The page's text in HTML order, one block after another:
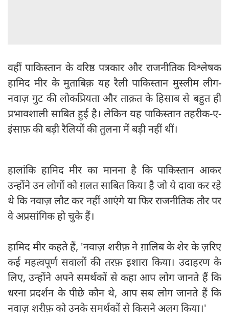
वहीं पाकिस्तान के वरिष्ठ पत्रकार और राजनीतिक विश्लेषक
हामिद मीर के मुताबिक़ यह रैली पाकिस्तान मुस्लीम लीग-
नवाज़ गुट की लोकप्रियता और ताक़त के हिसाब से बहुत ही
प्रभावशाली साबित हुई है। लेकिन यह पाकिस्तान तहरीक-ए-
इंसाफ़ की बड़ी रैलियों की तुलना में बड़ी नहीं थीं।
हालांकि हामिद मीर का मानना है कि पाकिस्तान आकर
उन्होंने उन लोगों को ग़लत साबित किया है जो ये दावा कर रहे
थे कि नवाज़ लौट कर नहीं आएंगे या फिर राजनीतिक तौर पर
वे अप्रसांगिक हो चुके हैं।
हामिद मीर कहते हैं, 'नवाज़ शरीफ़ ने ग़ालिब के शेर के ज़रिए
कई महत्वपूर्ण सवालों की तरफ़ इशारा किया। उदाहरण के
लिए, उन्होंने अपने समर्थकों से कहा आप लोग जानते हैं कि
धरना प्रदर्शन के पीछे कौन थे, आप सब लोग जानते हैं कि
नवाज़ शरीफ़ को उनके समर्थकों से किसने अलग किया।'